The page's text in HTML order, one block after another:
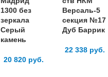
1300 без
зеркала
Серый
камень
20 820руб.
Версаль-5
секция №17
Дуб Баррик
22 338 руб.